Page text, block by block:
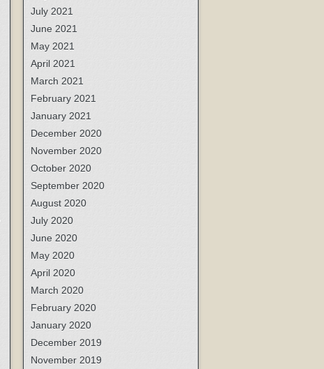
July 2021
June 2021
May 2021
April 2021
March 2021
February 2021
January 2021
December 2020
November 2020
October 2020
September 2020
August 2020
July 2020
June 2020
May 2020
April 2020
March 2020
February 2020
January 2020
December 2019
November 2019